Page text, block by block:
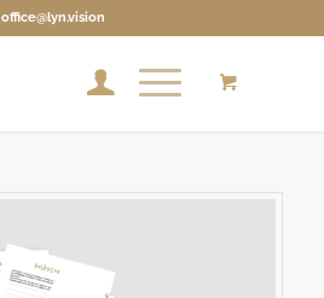
office@lyn.vision